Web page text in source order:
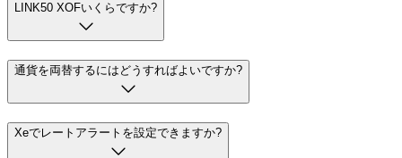
LINK50 XOFいくらですか?
通貨を両替するにはどうすればよいですか?
Xeでレートアラートを設定できますか?